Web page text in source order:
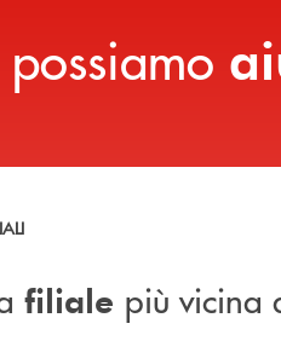
più vicina a te
filiale più vicina